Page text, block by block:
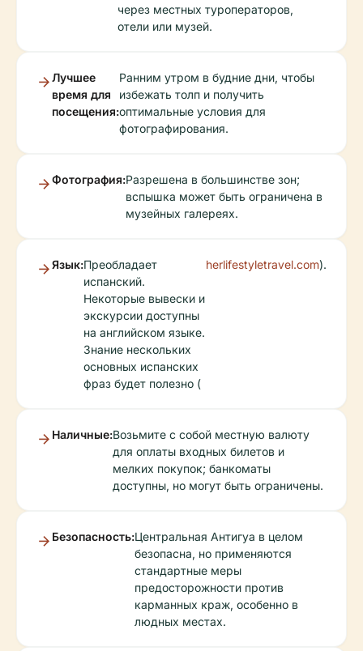
через местных туроператоров,
отели или музей.
Лучшее
время для
посещения:
Ранним утром в будние дни, чтобы
избежать толп и получить
оптимальные условия для
фотографирования.
Фотография:Разрешена в большинстве зон;
вспышка может быть ограничена в
музейных галереях.
Язык:Преобладает
испанский.
Некоторые вывески и
экскурсии доступны
на английском языке.
Знание нескольких
основных испанских
фраз будет полезно (
herlifestyletravel.com).
Наличные:Возьмите с собой местную валюту
для оплаты входных билетов и
мелких покупок; банкоматы
доступны, но могут быть ограничены.
Безопасность:Центральная Антигуа в целом
безопасна, но применяются
стандартные меры
предосторожности против
карманных краж, особенно в
людных местах.